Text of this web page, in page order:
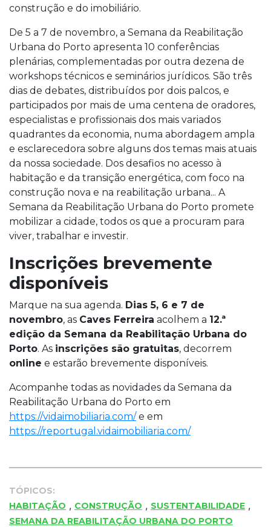
construção e do imobiliário.
De 5 a 7 de novembro, a Semana da Reabilitação
Urbana do Porto apresenta 10 conferências
plenárias, complementadas por outra dezena de
workshops técnicos e seminários jurídicos. São três
dias de debates, distribuídos por dois palcos, e
participados por mais de uma centena de oradores,
especialistas e profissionais dos mais variados
quadrantes da economia, numa abordagem ampla
e esclarecedora sobre alguns dos temas mais atuais
da nossa sociedade. Dos desafios no acesso à
habitação e da transição energética, com foco na
construção nova e na reabilitação urbana... A
Semana da Reabilitação Urbana do Porto promete
mobilizar a cidade, todos os que a procuram para
viver, trabalhar e investir.
Inscrições brevemente
disponíveis
Marque na sua agenda. Dias 5, 6 e 7 de
novembro, as Caves Ferreira acolhem a 12.ª
edição da Semana da Reabilitação Urbana do
Porto. As inscrições são gratuitas, decorrem
online e estarão brevemente disponíveis.
Acompanhe todas as novidades da Semana da
Reabilitação Urbana do Porto em
https://vidaimobiliaria.com/e em
https://reportugal.vidaimobiliaria.com/
TÓPICOS:
HABITAÇÃO , CONSTRUÇÃO , SUSTENTABILIDADE ,
SEMANA DA REABILITAÇÃO URBANA DO PORTO